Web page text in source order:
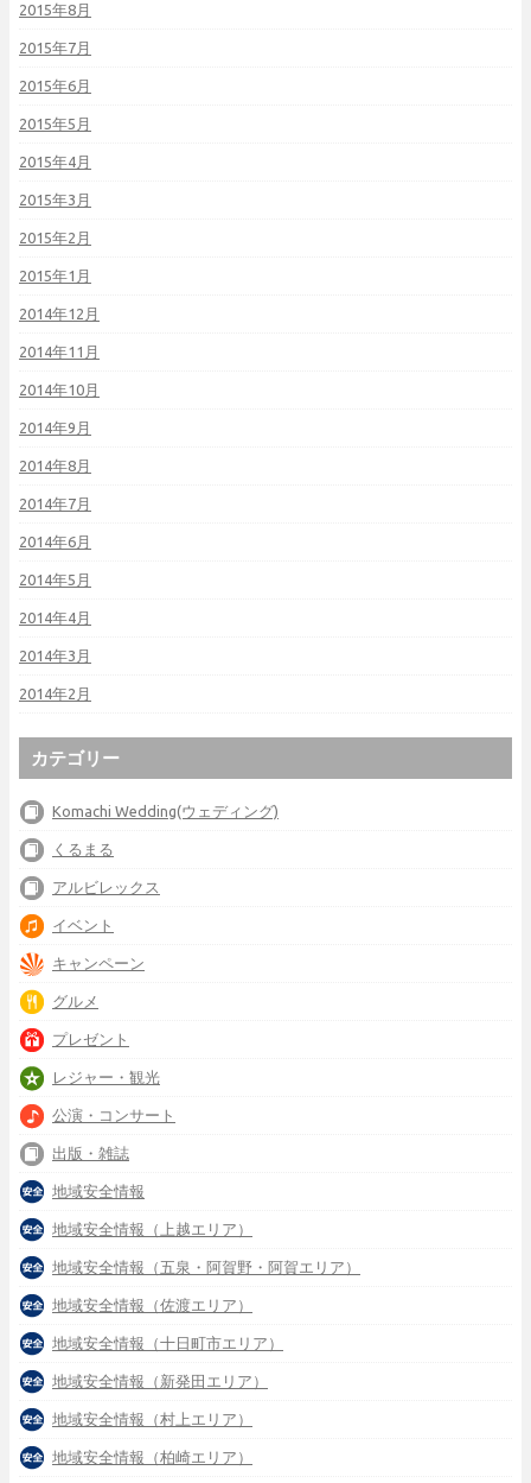
2015年8月
2015年7月
2015年6月
2015年5月
2015年4月
2015年3月
2015年2月
2015年1月
2014年12月
2014年11月
2014年10月
2014年9月
2014年8月
2014年7月
2014年6月
2014年5月
2014年4月
2014年3月
2014年2月
カテゴリー
Komachi Wedding(ウェディング)
くるまる
アルビレックス
イベント
キャンペーン
グルメ
プレゼント
レジャー・観光
公演・コンサート
出版・雑誌
地域安全情報
地域安全情報（上越エリア）
地域安全情報（五泉・阿賀野・阿賀エリア）
地域安全情報（佐渡エリア）
地域安全情報（十日町市エリア）
地域安全情報（新発田エリア）
地域安全情報（村上エリア）
地域安全情報（柏崎エリア）